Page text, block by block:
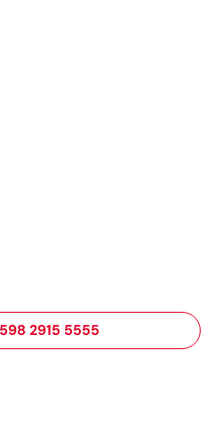
2915 5555